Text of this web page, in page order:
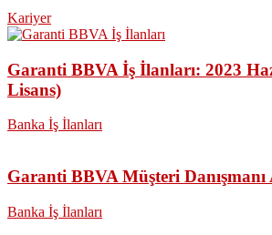
Kariyer
Garanti BBVA İş İlanları: 2023
Lisans)
Banka İş İlanları
Garanti BBVA Müşteri Danışmanı
Banka İş İlanları